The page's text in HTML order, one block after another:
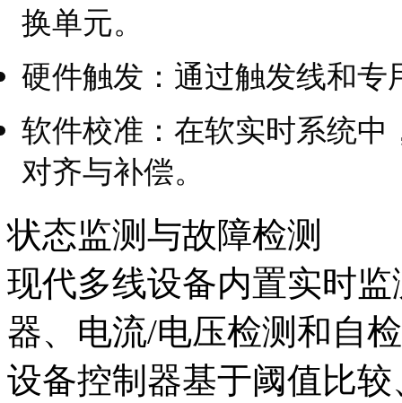
换单元。
硬件触发：通过触发线和
软件校准：在软实时系统
对齐与补偿。
状态监测与故障检测
现代多线设备内置实时
器、电流/电压检测和自
设备控制器基于阈值比